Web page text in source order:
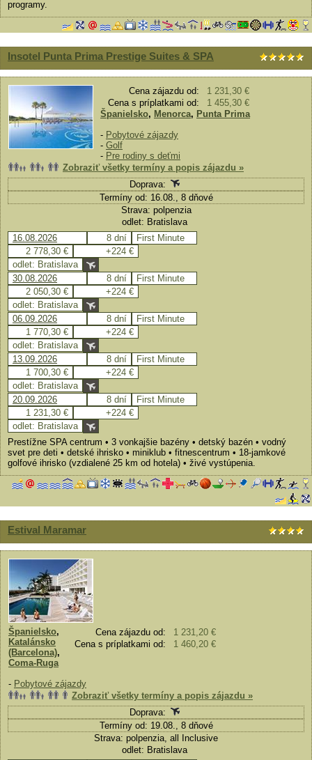
programy.
Insotel Punta Prima Prestige Suites & SPA
Cena zájazdu od:
1 231,30 €
Cena s príplatkami od:
1 455,30 €
Španielsko, Menorca, Punta Prima
- Pobytové zájazdy
- Golf
- Pre rodiny s deťmi
Zobraziť všetky termíny a popis zájazdu »
Doprava:
Termíny od: 16.08., 8 dňové
Strava: polpenzia
odlet: Bratislava
16.08.2026
8 dní
First Minute
2 778,30 €
+224 €
odlet: Bratislava
30.08.2026
8 dní
First Minute
2 050,30 €
+224 €
odlet: Bratislava
06.09.2026
8 dní
First Minute
1 770,30 €
+224 €
odlet: Bratislava
13.09.2026
8 dní
First Minute
1 700,30 €
+224 €
odlet: Bratislava
20.09.2026
8 dní
First Minute
1 231,30 €
+224 €
odlet: Bratislava
Prestížne SPA centrum • 3 vonkajšie bazény • detský bazén • vodný
svet pre deti • detské ihrisko • miniklub • fitnescentrum • 18-jamkové
golfové ihrisko (vzdialené 25 km od hotela) • živé vystúpenia.
Estival Maramar
Cena zájazdu od:
1 231,20 €
Cena s príplatkami od:
1 460,20 €
Španielsko,
Katalánsko
(Barcelona),
Coma-Ruga
- Pobytové zájazdy
Zobraziť všetky termíny a popis zájazdu »
Doprava:
Termíny od: 19.08., 8 dňové
Strava: polpenzia, all Inclusive
odlet: Bratislava